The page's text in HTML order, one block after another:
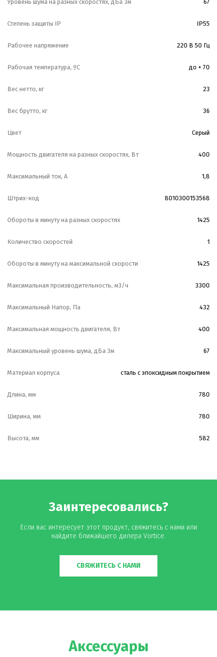
Уровень шума на разных скоростях, дБа 3м 67
Степень защиты IP IP55
Рабочее напряжение 220 В 50 Гц
Рабочая температура, ºС до + 70
Вес нетто, кг 23
Вес брутто, кг 36
Цвет Серый
Мощность двигателя на разных скоростях, Вт 400
Максимальный ток, А 1,8
Штрих-код 8010300153568
Обороты в минуту на разных скоростях 1425
Количество скоростей 1
Обороты в минуту на максимальной скорости 1425
Максимальная производительность, м3/ч 3300
Максимальный Напор, Па 432
Максимальная мощность двигателя, Вт 400
Максимальный уровень шума, дБа 3м 67
Материал корпуса сталь с эпоксидным покрытием
Длина, мм 780
Ширина, мм 780
Высота, мм 582
Заинтересовались?
Если вас интересует этот продукт, свяжитесь с нами или
найдите ближайшего дилера Vortice.
СВЯЖИТЕСЬ С НАМИ
Аксессуары